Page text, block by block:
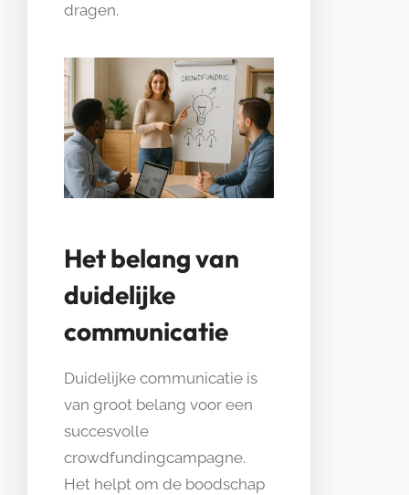
dragen.
Het belang van
duidelijke
communicatie
Duidelijke communicatie is
van groot belang voor een
succesvolle
crowdfundingcampagne.
Het helpt om de boodschap